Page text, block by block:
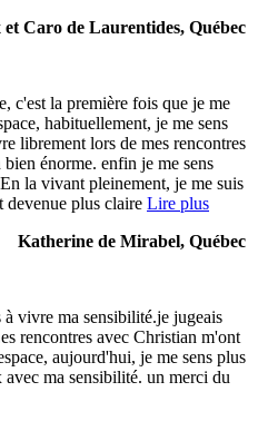
Caro de Laurentides, Québec
c'est la première fois que je me
habituellement, je me sens
librement lors de mes rencontres
énorme. enfin je me sens
la vivant pleinement, je me suis
devenue plus claire Lire plus
Katherine de Mirabel, Québec
vivre ma sensibilité.je jugeais
rencontres avec Christian m'ont
aujourd'hui, je me sens plus
ma sensibilité. un merci du